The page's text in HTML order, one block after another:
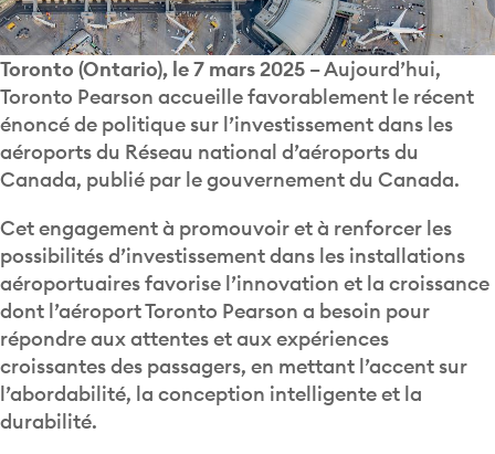
Toronto (Ontario), le 7 mars 2025 – Aujourd’hui,
Toronto Pearson accueille favorablement le récent
énoncé de politique sur l’investissement dans les
aéroports du Réseau national d’aéroports du
Canada, publié par le gouvernement du Canada.
Cet engagement à promouvoir et à renforcer les
possibilités d’investissement dans les installations
aéroportuaires favorise l’innovation et la croissance
dont l’aéroport Toronto Pearson a besoin pour
répondre aux attentes et aux expériences
croissantes des passagers, en mettant l’accent sur
l’abordabilité, la conception intelligente et la
durabilité.